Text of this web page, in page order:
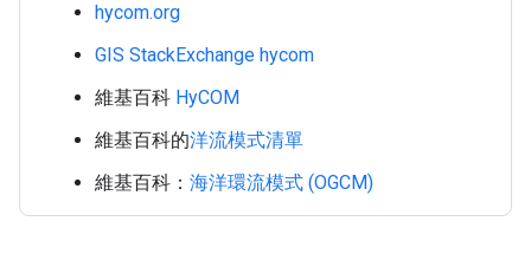
hycom.org
GIS StackExchange hycom
維基百科 HyCOM
維基百科的洋流模式清單
維基百科： 海洋環流模式 (OGCM)